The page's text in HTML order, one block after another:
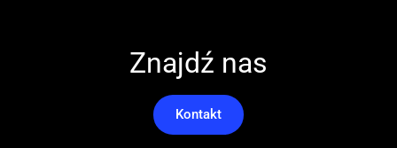
Znajdź nas
Kontakt